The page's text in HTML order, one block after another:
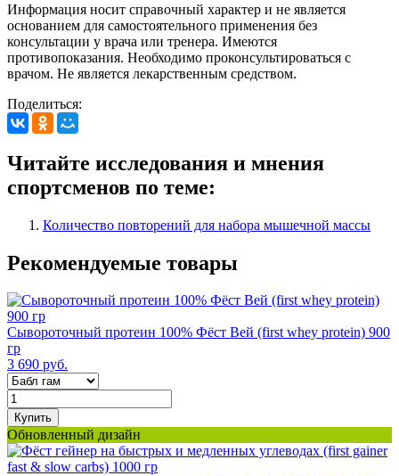
Информация носит справочный характер и не является
основанием для самостоятельного применения без
консультации у врача или тренера. Имеются
противопоказания. Необходимо проконсультироваться с
врачом. Не является лекарственным средством.
Поделиться:
Читайте исследования и мнения
спортсменов по теме:
Количество повторений для набора мышечной массы
Рекомендуемые товары
Сывороточный протеин 100% Фёст Вей (first whey protein) 900
гр
3 690 руб.
Купить
Обновленный дизайн